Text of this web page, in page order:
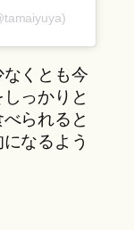
くとも今
っかりと
られると
なるよう